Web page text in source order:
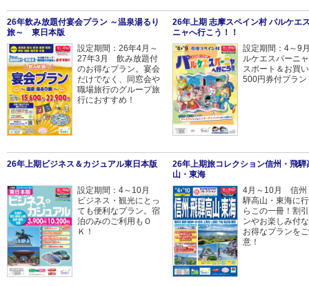
26年飲み放題付宴会プラン ～温泉湯るり
旅～ 東日本版
26年上期 志摩スペイン村 パルケエ
ニャへ行こう！！
設定期間：26年4月～
27年3月 飲み放題付
のお得なプラン。宴会
だけでなく、同窓会や
職場旅行のグループ旅
行におすすめ！
設定期間：4～9
ルケエスパーニ
スポート＆お買
500円券付プラン
26年上期ビジネス＆カジュアル東日本版
26年上期旅コレクション信州・飛騨
山・東海
設定期間：4～10月
ビジネス・観光にとっ
ても便利なプラン。宿
泊のみのご利用もＯ
Ｋ！
4月～10月 信州
騨高山・東海に
らこの一冊！割
ンやお楽しみ付
お得なプランを
意！